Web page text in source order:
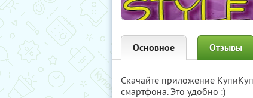
Основное Отзывы
Скачайте приложение
смартфона. Это удобно :)